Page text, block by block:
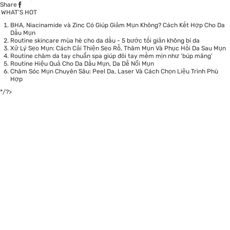
Share
WHAT’S HOT
BHA, Niacinamide và Zinc Có Giúp Giảm Mụn Không? Cách Kết Hợp Cho Da
Dầu Mụn
Routine skincare mùa hè cho da dầu - 5 bước tối giản không bí da
Xử Lý Sẹo Mụn: Cách Cải Thiện Sẹo Rỗ, Thâm Mụn Và Phục Hồi Da Sau Mụn
Routine chăm da tay chuẩn spa giúp đôi tay mềm mịn như ‘búp măng’
Routine Hiệu Quả Cho Da Dầu Mụn, Da Dễ Nổi Mụn
Chăm Sóc Mụn Chuyên Sâu: Peel Da, Laser Và Cách Chọn Liệu Trình Phù
Hợp
*/?>